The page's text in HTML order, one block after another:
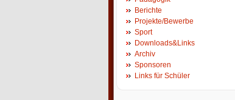
Berichte
Projekte/Bewerbe
Sport
Downloads&Links
Archiv
Sponsoren
Links für Schüler